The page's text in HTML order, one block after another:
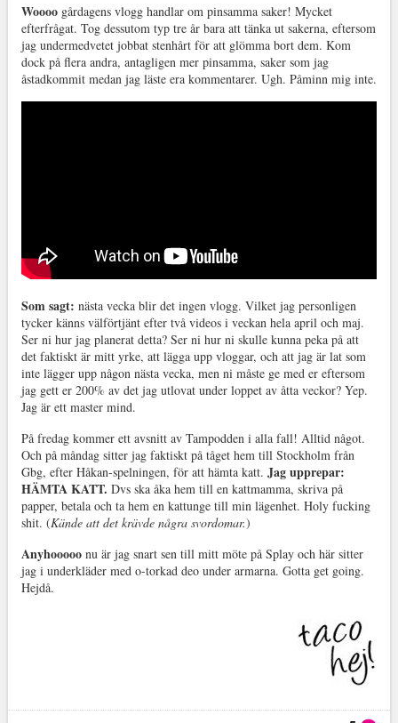
Woooogårdagens vlogg handlar om pinsamma saker! Mycket
efterfrågat. Tog dessutom typ tre år bara att tänka ut sakerna, eftersom
jag undermedvetet jobbat stenhårt för att glömma bort dem. Kom
dock på flera andra, antagligen mer pinsamma, saker som jag
åstadkommit medan jag läste era kommentarer. Ugh. Påminn mig inte.
Som sagt: nästa vecka blir det ingen vlogg. Vilket jag personligen
tycker känns välförtjänt efter två videos i veckan hela april och maj.
Ser ni hur jag planerat detta? Ser ni hur ni skulle kunna peka på att
det faktiskt är mitt yrke, att lägga upp vloggar, och att jag är lat som
inte lägger upp någon nästa vecka, men ni måste ge med er eftersom
jag gett er 200% av det jag utlovat under loppet av åtta veckor? Yep.
Jag är ett master mind.
På fredag kommer ett avsnitt av Tampodden i alla fall! Alltid något.
Och på måndag sitter jag faktiskt på tåget hem till Stockholm från
Gbg, efter Håkan-spelningen, för att hämta katt. Jag upprepar:
HÄMTA KATT. Dvs ska åka hem till en kattmamma, skriva på
papper, betala och ta hem en kattunge till min lägenhet. Holy fucking
shit. (Kände att det krävde några svordomar.)
Anyhooooonu är jag snart sen till mitt möte på Splay och här sitter
jag i underkläder med o-torkad deo under armarna. Gotta get going.
Hejdå.